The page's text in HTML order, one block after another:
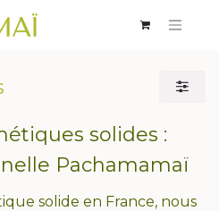
solides :
Pachamamaï
solide en France, nous